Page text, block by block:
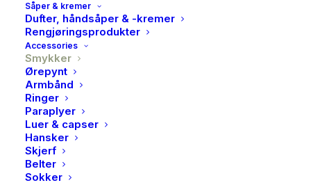
Såper & kremer
Dufter, håndsåper & -kremer
Rengjøringsprodukter
Accessories
Smykker
Ørepynt
Armbånd
Ringer
Paraplyer
Luer & capser
Hansker
Skjerf
Belter
Sokker
PAN, Smykke i rhodinert
sølv med zirkonia, Mamma